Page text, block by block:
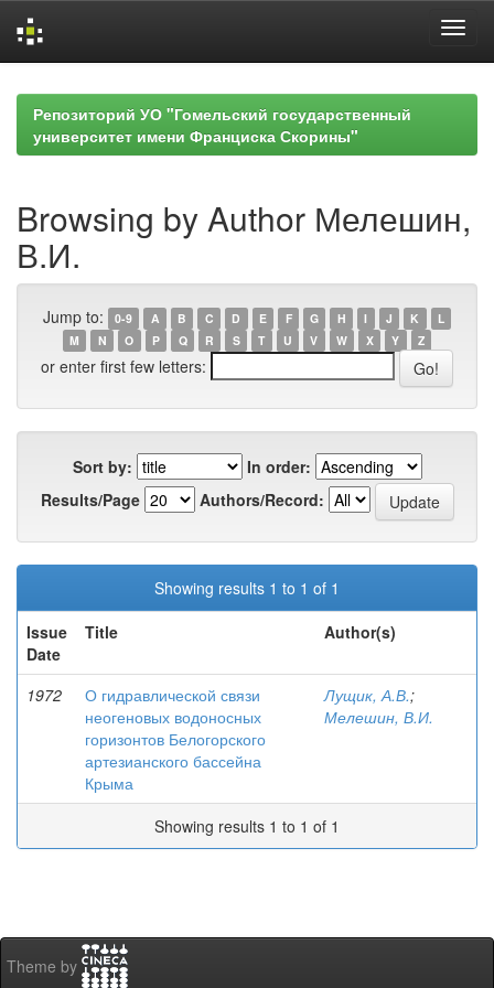
navigationРепозиторий УО "Гомельский государственный
университет имени Франциска Скорины"
Browsing by Author Мелешин,
В.И.
Jump to: 0-9 A B C D E F G H I J K
L
M
N O P Q R S T U V W X Y Z
or enter first few letters:
Sort by:
In order:
Results/Page
Authors/Record:
Showing results 1 to 1 of 1
Issue
Date
Title Author(s)
1972
О гидравлической связи
неогеновых водоносных
горизонтов Белогорского
артезианского бассейна
Крыма
Лущик, А.В.;
Мелешин, В.И.
Showing results 1 to 1 of 1
Theme by